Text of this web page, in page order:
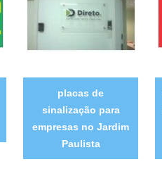
placas de
sinalização para
empresas no Jardim
Paulista